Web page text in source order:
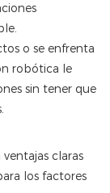
o se enfrenta
robótica le
sin tener que
claras
los factores